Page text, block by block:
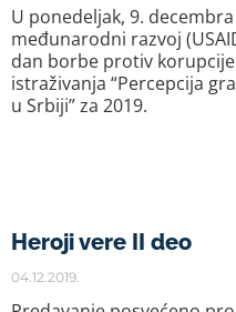
U ponedeljak, 9.
međunarodni razvoj
dan borbe protiv
istraživanja “Percepcija
u Srbiji” za 2019.
Heroji vere II deo
04.12.2019.